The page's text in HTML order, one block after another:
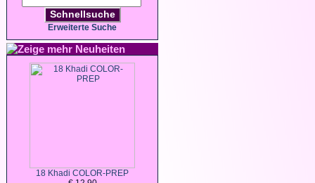
Schnellsuche
Erweiterte Suche
Neuheiten
18 Khadi COLOR-PREP